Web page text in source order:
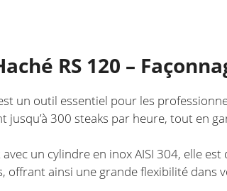
RS 120 –
un outil essentiel pour les
300 steaks par heure, tout en
un cylindre en inox AISI 304, elle
offrant ainsi une grande flexibilité dans